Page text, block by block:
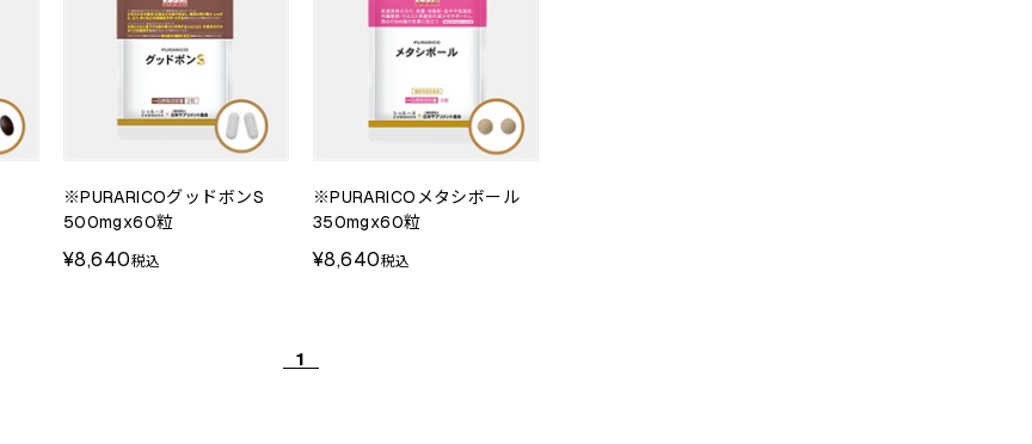
※PURARICOグッドボンS
500mgx60粒
¥8,640税込
※PURARICOメタシボール
350mgx60粒
¥8,640税込
1